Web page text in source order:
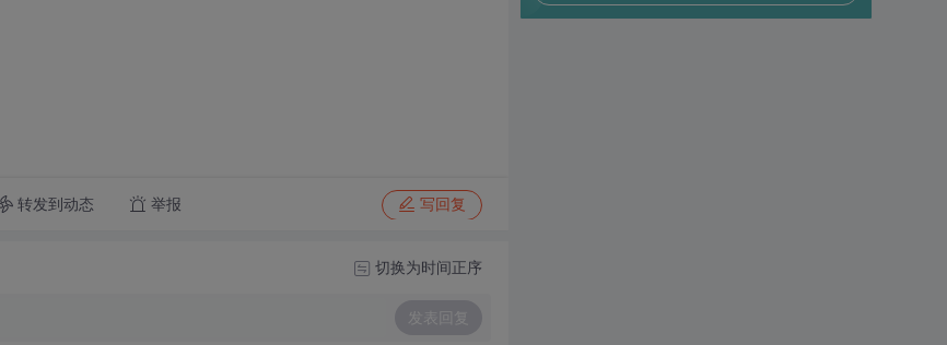
转发到动态 举报 写回复
切换为时间正序
发表回复